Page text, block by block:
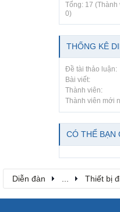
Tổng: 17 (Thành
0)
THỐNG KÊ
Đề tài thảo luận:
Bài viết:
Thành viên:
Thành viên mới
CÓ THỂ BẠN
Diễn đàn ... Thiết bị